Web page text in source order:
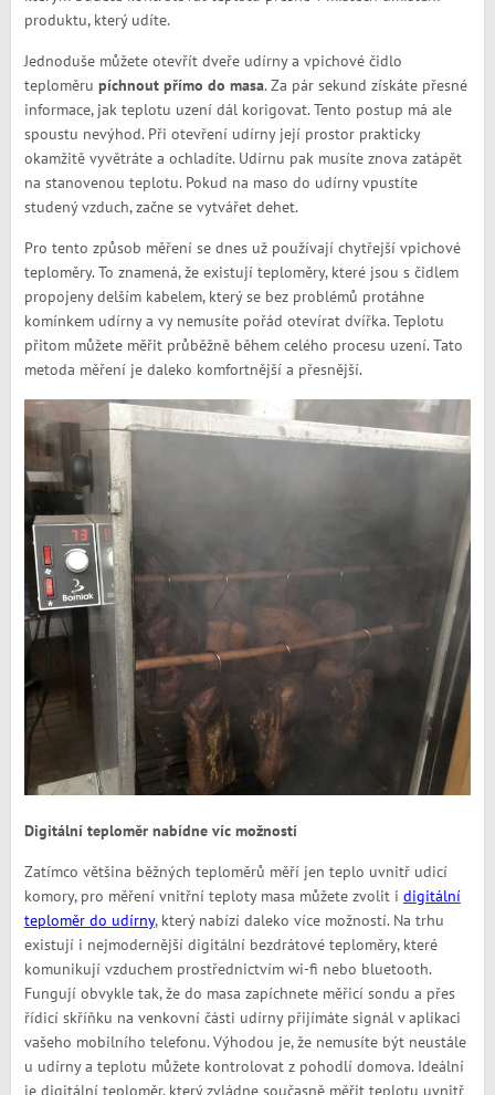
produktu, který udíte.
Jednoduše můžete otevřít dveře udírny a vpichové čidlo
teploměru píchnout přímo do masa. Za pár sekund získáte přesné
informace, jak teplotu uzení dál korigovat. Tento postup má ale
spoustu nevýhod. Při otevření udírny její prostor prakticky
okamžitě vyvětráte a ochladíte. Udírnu pak musíte znova zatápět
na stanovenou teplotu. Pokud na maso do udírny vpustíte
studený vzduch, začne se vytvářet dehet.
Pro tento způsob měření se dnes už používají chytřejší vpichové
teploměry. To znamená, že existují teploměry, které jsou s čidlem
propojeny delším kabelem, který se bez problémů protáhne
komínkem udírny a vy nemusíte pořád otevírat dvířka. Teplotu
přitom můžete měřit průběžně během celého procesu uzení. Tato
metoda měření je daleko komfortnější a přesnější.
Digitální teploměr nabídne víc možností
Zatímco většina běžných teploměrů měří jen teplo uvnitř udicí
komory, pro měření vnitřní teploty masa můžete zvolit i digitální
teploměr do udírny, který nabízí daleko více možností. Na trhu
existují i nejmodernější digitální bezdrátové teploměry, které
komunikují vzduchem prostřednictvím wi-fi nebo bluetooth.
Fungují obvykle tak, že do masa zapíchnete měřicí sondu a přes
řídicí skříňku na venkovní části udírny přijímáte signál v aplikaci
vašeho mobilního telefonu. Výhodou je, že nemusíte být neustále
u udírny a teplotu můžete kontrolovat z pohodlí domova. Ideální
je digitální teploměr, který zvládne současně měřit teplotu uvnitř